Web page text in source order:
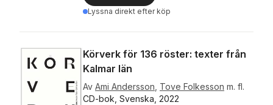
Lyssna direkt efter köp
Körverk för 136 röster: texter från
Kalmar län
Av Ami Andersson Tove Folkesson m. fl.
CD-bok, Svenska, 2022